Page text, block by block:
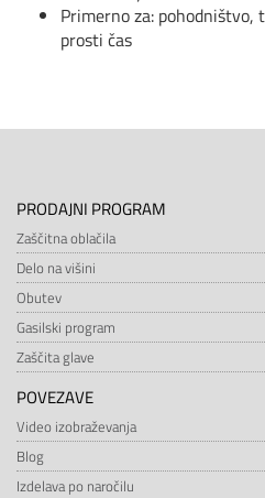
Primerno za:
prosti čas
PRODAJNI PROGRAM
Zaščitna oblačila
Delo na višini
Obutev
Gasilski program
Zaščita glave
POVEZAVE
Video izobraževanja
Blog
Izdelava po naročilu